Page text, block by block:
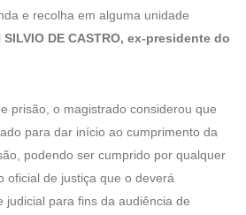
e recolha em alguma unidade
SILVIO DE CASTRO, ex-presidente do
prisão, o magistrado considerou que
para dar início ao cumprimento da
podendo ser cumprido por qualquer
oficial de justiça que o deverá
judicial para fins da audiência de